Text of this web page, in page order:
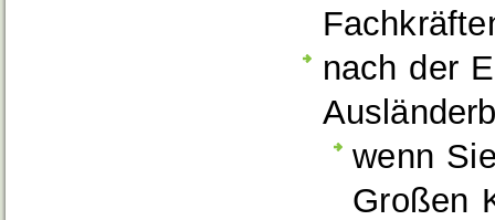
nach der
wenn
Großen